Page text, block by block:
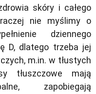
skóry i całego
nie myślimy o
dziennego
D, dlatego trzeba jej
m.in. w tłustych
tłuszczowe mają
zapobiegają